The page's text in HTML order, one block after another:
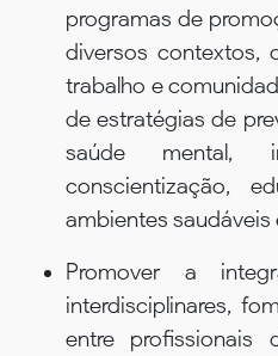
programas de
diversos contextos,
trabalho e
de estratégias de
saúde mental,
conscientização,
ambientes saudáveis
Promover a
interdisciplinares,
entre profissionais